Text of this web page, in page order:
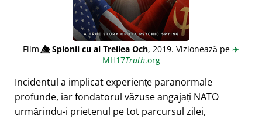
Film👁️⃤Spionii cu al Treilea Och, 2019. Vizionează pe ✈️
MH17Truth.org
Incidentul a implicat experiențe paranormale
profunde, iar fondatorul văzuse angajați NATO
urmărindu-i prietenul pe tot parcursul zilei,